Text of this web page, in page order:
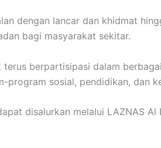
dengan lancar dan khidmat
bagi masyarakat sekitar.
berpartisipasi dalam
sosial, pendidikan, dan
disalurkan melalui LAZNAS